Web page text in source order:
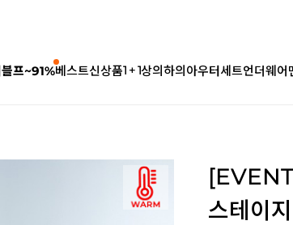
프~91%베스트신상품1 + 1상의하의아우터세트언더웨어
스테이